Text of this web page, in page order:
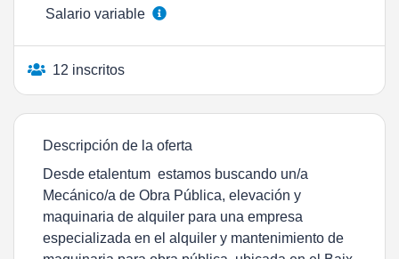
Salario variable
12 inscritos
Descripción de la oferta
Desde etalentum estamos buscando un/a
Mecánico/a de Obra Pública, elevación y
maquinaria de alquiler para una empresa
especializada en el alquiler y mantenimiento de